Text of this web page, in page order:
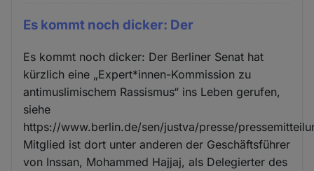
Es kommt noch dicker: Der
Es kommt noch dicker: Der Berliner Senat hat
kürzlich eine „Expert*innen-Kommission zu
antimuslimischem Rassismus“ ins Leben gerufen,
siehe
https://www.berlin.de/sen/justva/presse/
Mitglied ist dort unter anderen der Geschäftsführer
von Inssan, Mohammed Hajjaj, als Delegierter des